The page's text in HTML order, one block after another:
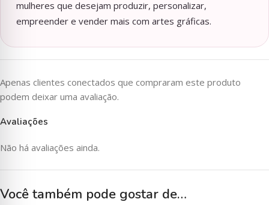
mulheres que desejam produzir, personalizar,
empreender e vender mais com artes gráficas.
Avaliações
Não há avaliações ainda.
Apenas clientes conectados que compraram este produto
podem deixar uma avaliação.
Você também pode gostar de…